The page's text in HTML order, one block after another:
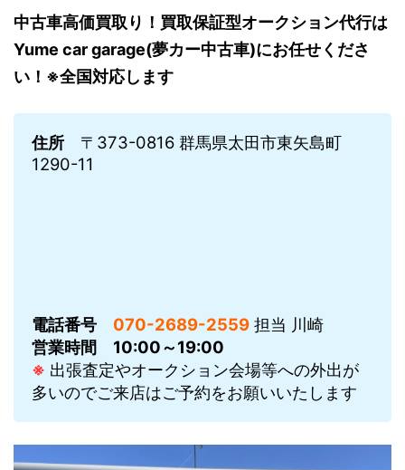
中古車高価買取り！買取保証型オークション代行は
Yume car garage(夢カー中古車)にお任せくださ
い！※全国対応します
住所 〒373-0816 群馬県太田市東矢島町
1290-11
電話番号 070-2689-2559 担当 川崎
営業時間
10:00～19:00
※ 出張査定やオークション会場等への外出が
多いのでご来店はご予約をお願いいたします